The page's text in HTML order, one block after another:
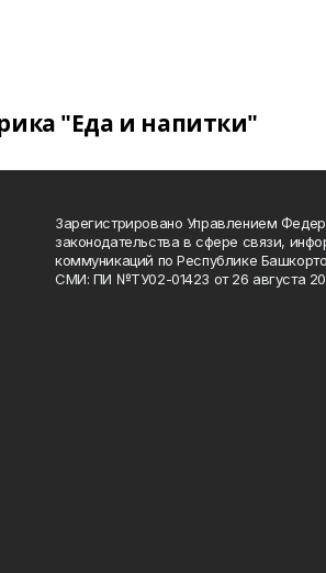
"Еда и напитки"
Зарегистрировано Управлением
законодательства в сфере связи,
коммуникаций по Республике
СМИ: ПИ №ТУ02-01423 от 26 августа